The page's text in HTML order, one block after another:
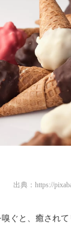
出典： https://
ぐと、癒され